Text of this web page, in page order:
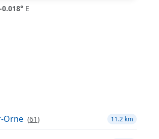
-0.018° E
Orne (61) 11.2 km